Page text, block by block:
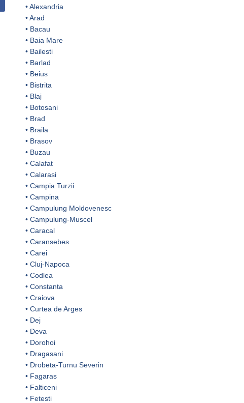
•Alexandria
•Arad
• Bacau
• Baia Mare
• Bailesti
• Barlad
• Beius
• Bistrita
• Blaj
• Botosani
• Brad
• Braila
• Brasov
• Buzau
• Calafat
• Calarasi
• Campia Turzii
• Campina
• Campulung Moldovenesc
• Campulung-Muscel
• Caracal
• Caransebes
• Carei
• Cluj-Napoca
• Codlea
• Constanta
• Craiova
• Curtea de Arges
• Dej
• Deva
• Dorohoi
• Dragasani
• Drobeta-Turnu Severin
• Fagaras
• Falticeni
• Fetesti